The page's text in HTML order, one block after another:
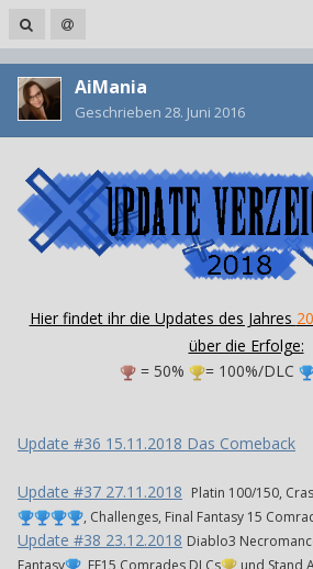
AiMania
Geschrieben 28. Juni 2016
Hier findet ihr die Updates des Jahres
über die Erfolge:
= 50%
= 100%/DLC
Update #36 15.11.2018 Das Comeback
Update #37 27.11.2018 Platin 100/150,
, Challenges, Final Fantasy 15
Update #38 23.12.2018 Diablo3